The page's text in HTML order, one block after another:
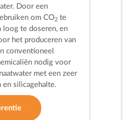
Door een
om CO2te
loog te doseren, en
het produceren van
conventioneel
nodig voor
met een zeer
en silicagehalte.